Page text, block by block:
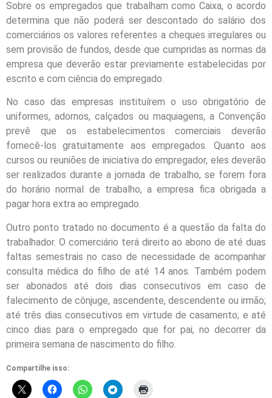
Sobre os empregados que trabalham como Caixa, o acordo
determina que não poderá ser descontado do salário dos
comerciários os valores referentes a cheques irregulares ou
sem provisão de fundos, desde que cumpridas as normas da
empresa que deverão estar previamente estabelecidas por
escrito e com ciência do empregado.
No caso das empresas instituírem o uso obrigatório de
uniformes, adornos, calçados ou maquiagens, a Convenção
prevê que os estabelecimentos comerciais deverão
fornecê-los gratuitamente aos empregados. Quanto aos
cursos ou reuniões de iniciativa do empregador, eles deverão
ser realizados durante a jornada de trabalho, se forem fora
do horário normal de trabalho, a empresa fica obrigada a
pagar hora extra ao empregado.
Outro ponto tratado no documento é a questão da falta do
trabalhador. O comerciário terá direito ao abono de até duas
faltas semestrais no caso de necessidade de acompanhar
consulta médica do filho de até 14 anos. Também podem
ser abonados até dois dias consecutivos em caso de
falecimento de cônjuge, ascendente, descendente ou irmão;
até três dias consecutivos em virtude de casamento; e até
cinco dias para o empregado que for pai, no decorrer da
primeira semana de nascimento do filho.
Compartilhe isso: